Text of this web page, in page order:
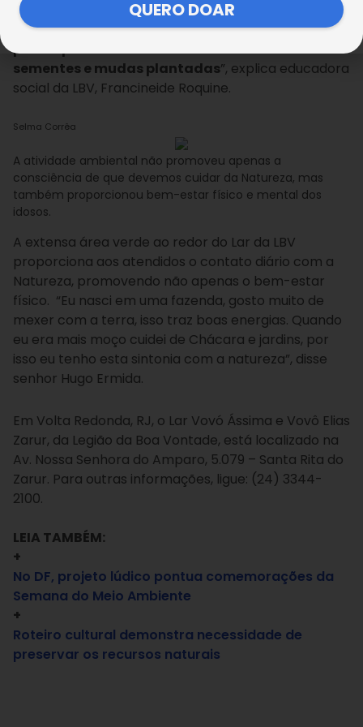
estresse, melhora a autoestima
responsabilidade fica em alta, pois eles estão
preocupados com o desenvolvimento das
sementes e mudas plantadas”, explica educadora
social da LBV, Francineide Roquine.
Selma Corrêa
A atividade ambiental não promoveu apenas a
consciência de que devemos cuidar da Natureza, mas
também proporcionou bem-estar físico e mental dos
idosos.
A extensa área verde ao redor do Lar da LBV
proporciona aos atendidos o contato diário com a
Natureza, promovendo não apenas o bem-estar
físico. “Eu nasci em uma fazenda, gosto muito de
mexer com a terra, isso traz boas energias. Quando
eu era mais moço cuidei de Chácara e jardins, por
isso eu tenho esta sintonia com a natureza”, disse
senhor Hugo Ermida.
Em Volta Redonda, RJ, o Lar Vovó Ássima e Vovô Elias
Zarur, da Legião da Boa Vontade, está localizado na
Av. Nossa Senhora do Amparo, 5.079 – Santa Rita do
Zarur. Para outras informações, ligue: (24) 3344-
2100.
LEIA TAMBÉM:
+
No DF, projeto lúdico pontua comemorações da
Semana do Meio Ambiente
+
Roteiro cultural demonstra necessidade de
preservar os recursos naturais
QUERO DOAR